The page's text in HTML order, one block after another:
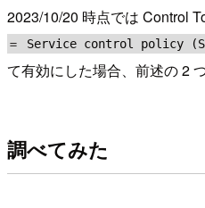
2023/10/20 時点では Control
＝ Service control policy
て有効にした場合、前述の 2
調べてみた